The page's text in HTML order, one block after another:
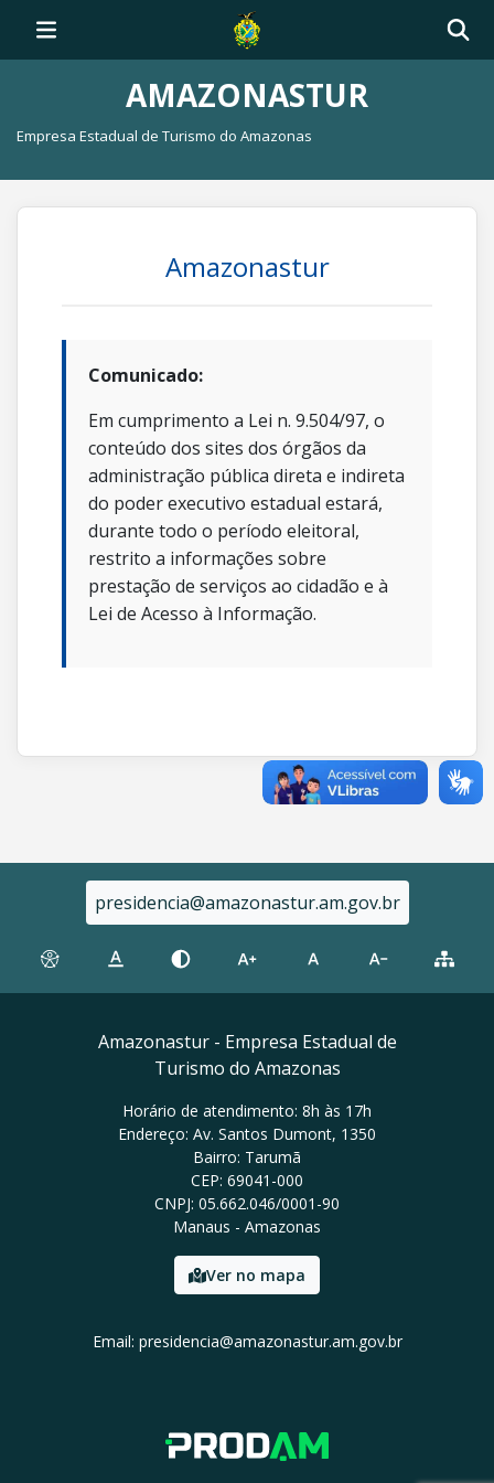
AMAZONASTUR
Empresa Estadual de Turismo do Amazonas
Amazonastur
Comunicado:
Em cumprimento a Lei n. 9.504/97, o
conteúdo dos sites dos órgãos da
administração pública direta e indireta
do poder executivo estadual estará,
durante todo o período eleitoral,
restrito a informações sobre
prestação de serviços ao cidadão e à
Lei de Acesso à Informação.
presidencia@amazonastur.am.gov.br
Amazonastur - Empresa Estadual de
Turismo do Amazonas
Horário de atendimento: 8h às 17h
Endereço: Av. Santos Dumont, 1350
Bairro: Tarumã
CEP: 69041-000
CNPJ: 05.662.046/0001-90
Manaus - Amazonas
Ver no mapa
Email: presidencia@amazonastur.am.gov.br